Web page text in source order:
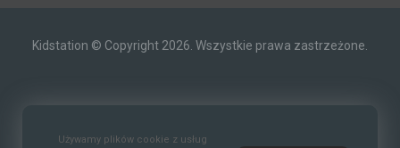
Kidstation © Copyright 2026. Wszystkie prawa zastrzeżone.
Używamy plików cookie z usług